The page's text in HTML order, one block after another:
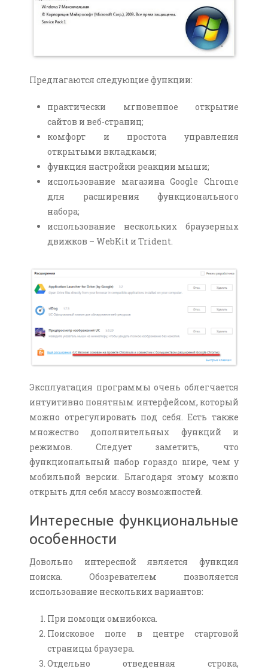
Предлагаются следующие функции:
практически мгновенное открытие
сайтов и веб-страниц;
комфорт и простота управления
открытыми вкладками;
функция настройки реакции мыши;
использование магазина Google Chrome
для расширения функционального
набора;
использование нескольких браузерных
движков – WebKit и Trident.
Эксплуатация программы очень облегчается
интуитивно понятным интерфейсом, который
можно отрегулировать под себя. Есть также
множество дополнительных функций и
режимов. Следует заметить, что
функциональный набор гораздо шире, чем у
мобильной версии. Благодаря этому можно
открыть для себя массу возможностей.
Интересные функциональные
особенности
Довольно интересной является функция
поиска. Обозревателем позволяется
использование нескольких вариантов:
При помощи омнибокса.
Поисковое поле в центре стартовой
страницы браузера.
Отдельно отведенная строка,